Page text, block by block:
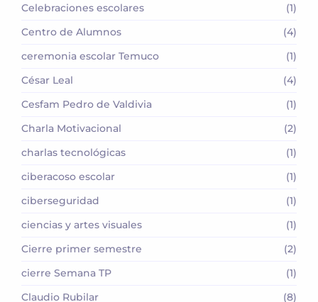
Celebraciones escolares
(1)
Centro de Alumnos
(4)
ceremonia escolar Temuco
(1)
César Leal
(4)
Cesfam Pedro de Valdivia
(1)
Charla Motivacional
(2)
charlas tecnológicas
(1)
ciberacoso escolar
(1)
ciberseguridad
(1)
ciencias y artes visuales
(1)
Cierre primer semestre
(2)
cierre Semana TP
(1)
Claudio Rubilar
(8)